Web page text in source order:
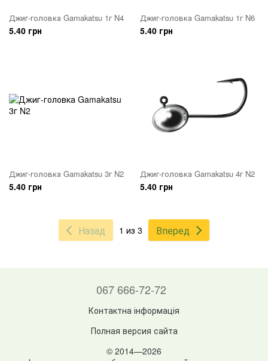
Джиг-головка Gamakatsu 1г N4
5.40 грн
Джиг-головка Gamakatsu 1г N6
5.40 грн
Джиг-головка Gamakatsu 3г N2
5.40 грн
Джиг-головка Gamakatsu 4г N2
5.40 грн
Назад 1 из 3 Вперед
067 666-72-72
Контактна інформація
Полная версия сайта
© 2014—2026